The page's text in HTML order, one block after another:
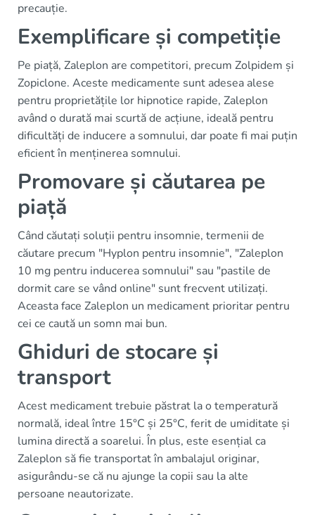
precauție.
Exemplificare și competiție
Pe piață, Zaleplon are competitori, precum Zolpidem și
Zopiclone. Aceste medicamente sunt adesea alese
pentru proprietățile lor hipnotice rapide, Zaleplon
având o durată mai scurtă de acțiune, ideală pentru
dificultăți de inducere a somnului, dar poate fi mai puțin
eficient în menținerea somnului.
Promovare și căutarea pe
piață
Când căutați soluții pentru insomnie, termenii de
căutare precum "Hyplon pentru insomnie", "Zaleplon
10 mg pentru inducerea somnului" sau "pastile de
dormit care se vând online" sunt frecvent utilizați.
Aceasta face Zaleplon un medicament prioritar pentru
cei ce caută un somn mai bun.
Ghiduri de stocare și
transport
Acest medicament trebuie păstrat la o temperatură
normală, ideal între 15°C și 25°C, ferit de umiditate și
lumina directă a soarelui. În plus, este esențial ca
Zaleplon să fie transportat în ambalajul originar,
asigurându-se că nu ajunge la copii sau la alte
persoane neautorizate.